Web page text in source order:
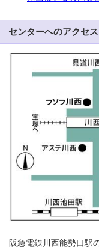
センターへのアクセス
阪急電鉄川西能勢口駅